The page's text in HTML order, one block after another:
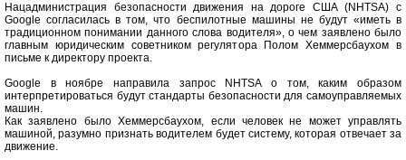
Нацадминистрация безопасности движения на дороге США (NHTSA) с
Google согласилась в том, что беспилотные машины не будут «иметь в
традиционном понимании данного слова водителя», о чем заявлено было
главным юридическим советником регулятора Полом Хеммерсбаухом в
письме к директору проекта.
Google в ноябре направила запрос NHTSA о том, каким образом
интерпретироваться будут стандарты безопасности для самоуправляемых
машин.
Как заявлено было Хеммерсбаухом, если человек не может управлять
машиной, разумно признать водителем будет систему, которая отвечает за
движение.